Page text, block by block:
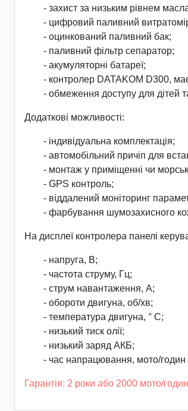
- захист за низьким рівнем
- цифровий паливний
- оцинкований паливний бак;
- паливний фільтр сепаратор;
- акумуляторні батареї;
- контролер DATAKOM D300,
- обмеження доступу для дітей
Додаткові можливості:
- індивідуальна комплектація;
- автомобільний причіп для
- монтаж у приміщенні чи
- GPS контроль;
- віддалений моніторинг
- фарбування шумозахисного
На дисплеї контролера панелі
- напруга, В;
- частота струму, Гц;
- струм навантаження, А;
- обороти двигуна, об/хв;
- температура двигуна, ° С;
- низький тиск олії;
- низький заряд АКБ;
- час напрацювання, мото/
Гарантія: 2 роки або 2000 мото/